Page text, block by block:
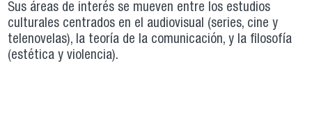
Sus áreas de interés se mueven entre los estudios
culturales centrados en el audiovisual (series, cine y
telenovelas), la teoría de la comunicación, y la filosofía
(estética y violencia).